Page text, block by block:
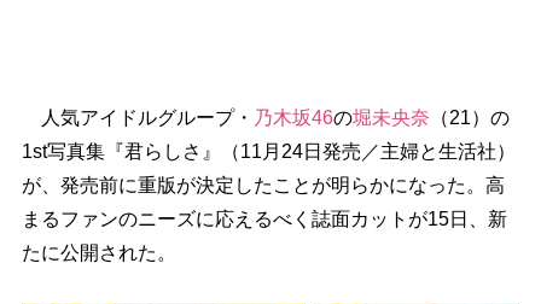
人気アイドルグループ・ 乃木坂46の堀未央奈 （21）の
1st写真集『君らしさ』（11月24日発売／主婦と生活社）
が、発売前に重版が決定したことが明らかになった。高
まるファンのニーズに応えるべく誌面カットが15日、新
たに公開された。